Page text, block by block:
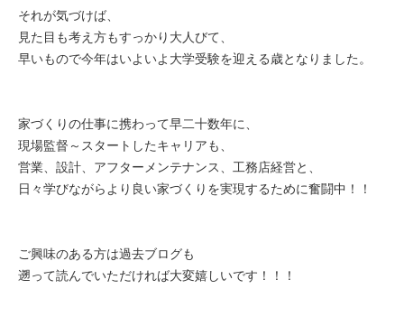
それが気づけば、
見た目も考え方もすっかり大人びて、
早いもので今年はいよいよ大学受験を迎える歳となりました。
家づくりの仕事に携わって早二十数年に、
現場監督～スタートしたキャリアも、
営業、設計、アフターメンテナンス、工務店経営と、
日々学びながらより良い家づくりを実現するために奮闘中！！
ご興味のある方は過去ブログも
遡って読んでいただければ大変嬉しいです！！！